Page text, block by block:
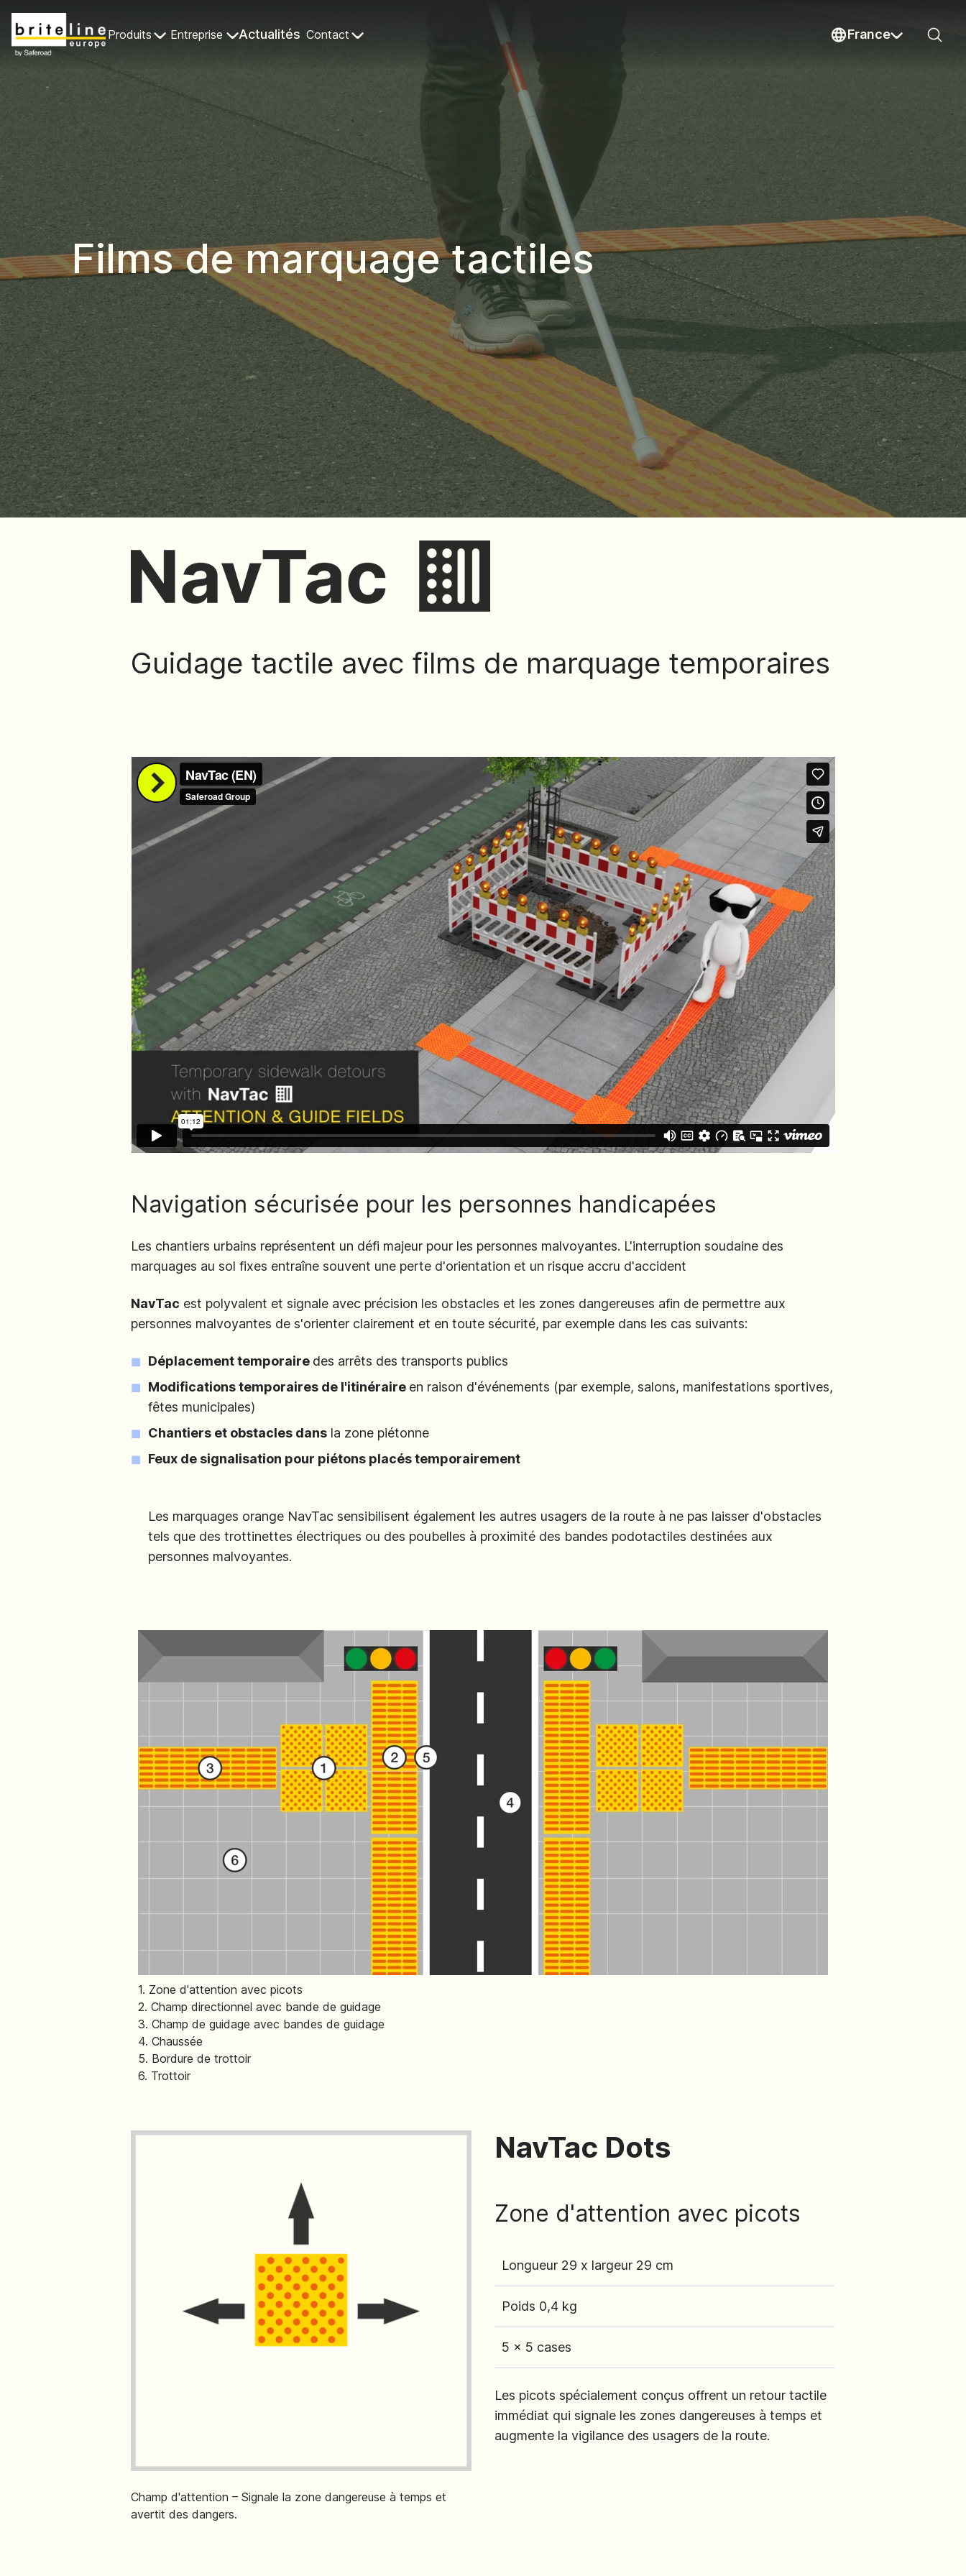
Produits Entreprise Actualités Contact
Current
France
Films de marquage tactiles
Guidage tactile avec films de marquage temporaires
Navigation sécurisée pour les personnes handicapées
Les chantiers urbains représentent un défi majeur pour les personnes malvoyantes. L'interruption soudaine des
marquages au sol fixes entraîne souvent une perte d'orientation et un risque accru d'accident
NavTac est polyvalent et signale avec précision les obstacles et les zones dangereuses afin de permettre aux
personnes malvoyantes de s'orienter clairement et en toute sécurité, par exemple dans les cas suivants:
Déplacement temporaire des arrêts des transports publics
Modifications temporaires de l'itinéraire en raison d'événements (par exemple, salons, manifestations sportives,
fêtes municipales)
Chantiers et obstacles dans la zone piétonne
Feux de signalisation pour piétons placés temporairement
Les marquages orange NavTac sensibilisent également les autres usagers de la route à ne pas laisser d'obstacles
tels que des trottinettes électriques ou des poubelles à proximité des bandes podotactiles destinées aux
personnes malvoyantes.
1. Zone d'attention avec picots
2. Champ directionnel avec bande de guidage
3. Champ de guidage avec bandes de guidage
4. Chaussée
5. Bordure de trottoir
6. Trottoir
Champ d'attention – Signale la zone dangereuse à temps et
avertit des dangers.
NavTac Dots
Zone d'attention avec picots
Longueur 29 x largeur 29 cm
Poids 0,4 kg
5 x 5 cases
Les picots spécialement conçus offrent un retour tactile
immédiat qui signale les zones dangereuses à temps et
augmente la vigilance des usagers de la route.